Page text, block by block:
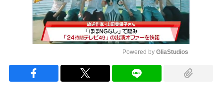
Powered by GliaStudios